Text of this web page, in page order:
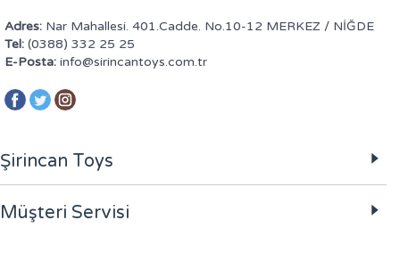
Adres: Nar Mahallesi. 401.Cadde. No.10-12 MERKEZ / NİĞDE
Tel: (0388) 332 25 25
E-Posta: info@sirincantoys.com.tr
Şirincan Toys
Müşteri Servisi